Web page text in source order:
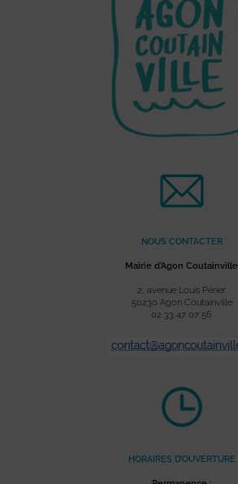
NOUS CONTACTER
Mairie d’Agon Coutainville
2, avenue Louis Périer
50230 Agon Coutainville
02 33 47 07 56
HORAIRES D’OUVERTURE